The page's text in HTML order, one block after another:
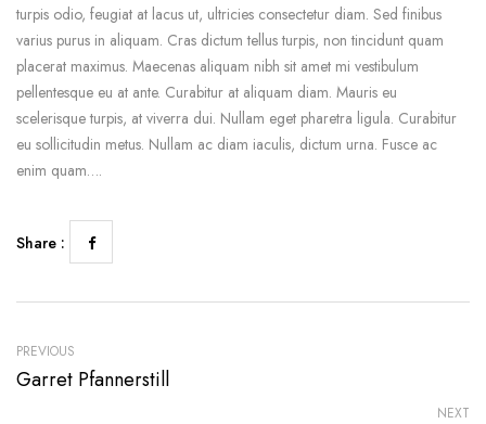
turpis odio, feugiat at lacus ut, ultricies consectetur diam. Sed finibus
varius purus in aliquam. Cras dictum tellus turpis, non tincidunt quam
placerat maximus. Maecenas aliquam nibh sit amet mi vestibulum
pellentesque eu at ante. Curabitur at aliquam diam. Mauris eu
scelerisque turpis, at viverra dui. Nullam eget pharetra ligula. Curabitur
eu sollicitudin metus. Nullam ac diam iaculis, dictum urna. Fusce ac
enim quam….
Share :
PREVIOUS
Garret Pfannerstill
NEXT